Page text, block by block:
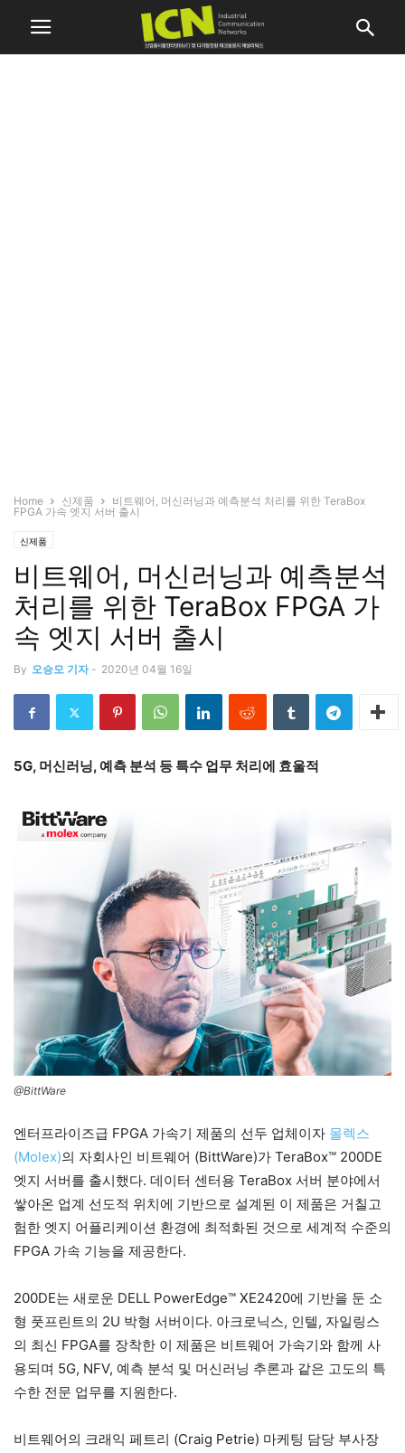
Home 신제품
비트웨어, 머신러닝과 예측분석 처리를 위한 TeraBox
FPGA 가속 엣지 서버 출시
신제품
비트웨어, 머신러닝과 예측분석
처리를 위한 TeraBox FPGA 가
속 엣지 서버 출시
By 오승모 기자 - 2020년 04월 16일
5G, 머신러닝, 예측 분석 등 특수 업무 처리에 효울적
@BittWare
엔터프라이즈급 FPGA 가속기 제품의 선두 업체이자 몰렉스
(Molex)의 자회사인 비트웨어 (BittWare)가 TeraBox™ 200DE
엣지 서버를 출시했다. 데이터 센터용 TeraBox 서버 분야에서
쌓아온 업계 선도적 위치에 기반으로 설계된 이 제품은 거칠고
험한 엣지 어플리케이션 환경에 최적화된 것으로 세계적 수준의
FPGA 가속 기능을 제공한다.
200DE는 새로운 DELL PowerEdge™ XE2420에 기반을 둔 소
형 풋프린트의 2U 박형 서버이다. 아크로닉스, 인텔, 자일링스
의 최신 FPGA를 장착한 이 제품은 비트웨어 가속기와 함께 사
용되며 5G, NFV, 예측 분석 및 머신러닝 추론과 같은 고도의 특
수한 전문 업무를 지원한다.
비트웨어의 크래익 페트리 (Craig Petrie) 마케팅 담당 부사장